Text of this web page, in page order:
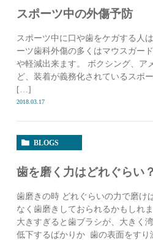
スポーツ中の外傷予防
スポーツ中に口や歯をケガする人
ーツ歯科外傷の多くはマウスガー
や軽減出来ます。 ボクシング、ア
ど、装着が義務化されているスポ
[…]
2018.03.17
BLOGS
歯を磨く力はどれぐらい？
歯磨きの時 どれぐらいの力で磨け
なく歯磨きしておられるかもしれ
大きすぎると歯ブラシが、大きく
低下するばかりか 歯の表面をす